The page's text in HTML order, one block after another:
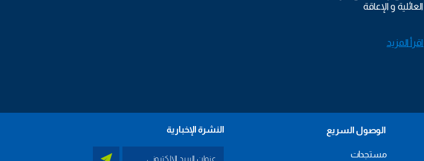
العائلية و الإعاقة
اقرأ المزيد
الوصول السريع
مستجدات
النشرة الإخبارية